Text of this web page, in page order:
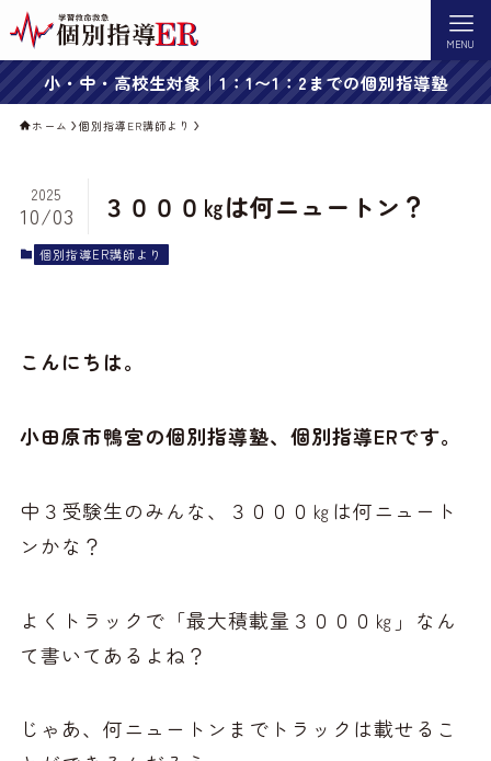
MENU
小・中・高校生対象｜1：1〜1：2までの個別指導塾
ホーム 個別指導ER講師より
３０００㎏は何ニュートン？
2025
10/03
個別指導ER講師より
こんにちは。
小田原市鴨宮の個別指導塾、個別指導ERです。
中３受験生のみんな、３０００㎏は何ニュート
ンかな？
よくトラックで「最大積載量３０００㎏」なん
て書いてあるよね？
じゃあ、何ニュートンまでトラックは載せるこ